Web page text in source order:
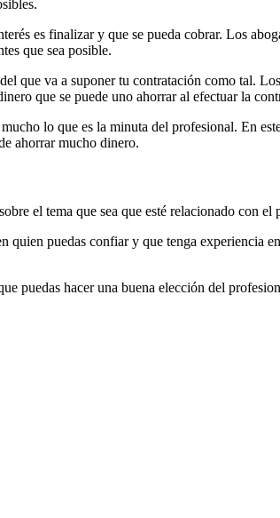
es finalizar y que se pueda cobrar. Los
que sea posible.
que va a suponer tu contratación como tal.
que se puede uno ahorrar al efectuar la
lo que es la minuta del profesional. En
ahorrar mucho dinero.
el tema que sea que esté relacionado con
puedas confiar y que tenga experiencia
puedas hacer una buena elección del